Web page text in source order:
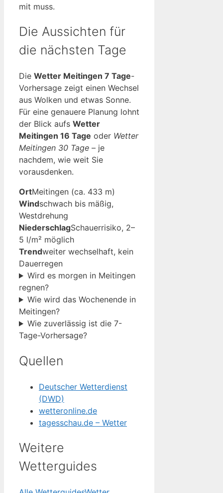
mit muss.
Die Aussichten für
die nächsten Tage
Die Wetter Meitingen 7 Tage-
Vorhersage zeigt einen Wechsel
aus Wolken und etwas Sonne.
Für eine genauere Planung lohnt
der Blick aufs Wetter
Meitingen 16 Tage oder Wetter
Meitingen 30 Tage – je
nachdem, wie weit Sie
vorausdenken.
OrtMeitingen (ca. 433 m)
Windschwach bis mäßig,
Westdrehung
NiederschlagSchauerrisiko, 2–
5 l/m² möglich
Trendweiter wechselhaft, kein
Dauerregen
Wird es morgen in Meitingen
regnen?
Wie wird das Wochenende in
Meitingen?
Wie zuverlässig ist die 7-
Tage-Vorhersage?
Quellen
Deutscher Wetterdienst
(DWD)
wetteronline.de
tagesschau.de – Wetter
Weitere
Wetterguides